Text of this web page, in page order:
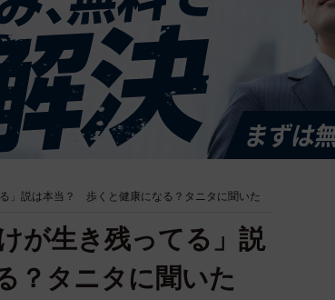
」説は本当？ 歩くと健康になる？タニタに聞いた
が生き残ってる」説
？タニタに聞いた